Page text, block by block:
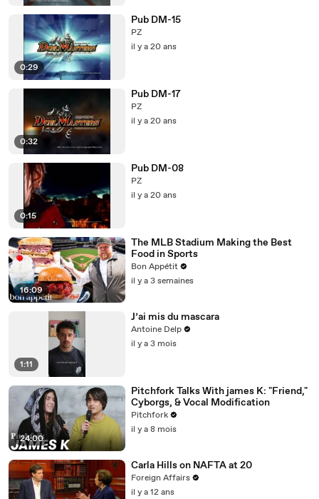
0:29
Pub DM-15
PZ
il y a 20 ans
0:32
Pub DM-17
PZ
il y a 20 ans
0:15
Pub DM-08
PZ
il y a 20 ans
16:09
The MLB Stadium Making the Best
Food in Sports
Bon Appétit
il y a 3 semaines
1:11
J’ai mis du mascara
Antoine Delp
il y a 3 mois
24:00
Pitchfork Talks With james K: "Friend,"
Cyborgs, & Vocal Modification
Pitchfork
il y a 8 mois
Carla Hills on NAFTA at 20
Foreign Affairs
il y a 12 ans